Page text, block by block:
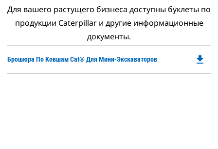
Для вашего растущего бизнеса доступны буклеты по
продукции Caterpillar и другие информационные
документы.
Брошюра По Ковшам Cat® Для Мини-Экскаваторов file_download